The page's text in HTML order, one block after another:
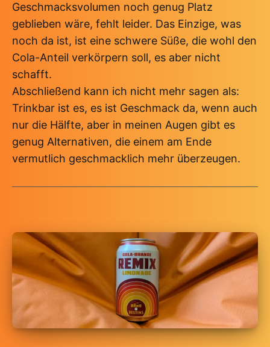
Geschmacksvolumen noch genug Platz
geblieben wäre, fehlt leider. Das Einzige, was
noch da ist, ist eine schwere Süße, die wohl den
Cola-Anteil verkörpern soll, es aber nicht
schafft.
Abschließend kann ich nicht mehr sagen als:
Trinkbar ist es, es ist Geschmack da, wenn auch
nur die Hälfte, aber in meinen Augen gibt es
genug Alternativen, die einem am Ende
vermutlich geschmacklich mehr überzeugen.